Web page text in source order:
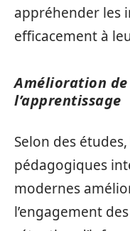
appréhender les
efficacement à
Amélioration de
l’apprentissage
Selon des
pédagogiques
modernes
l’engagement